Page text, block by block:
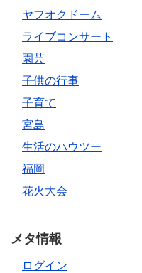
ヤフオクドーム
ライブコンサート
園芸
子供の行事
子育て
宮島
生活のハウツー
福岡
花火大会
メタ情報
ログイン